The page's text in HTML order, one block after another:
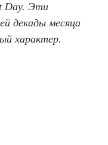
Day. Эти
декады месяца
характер.